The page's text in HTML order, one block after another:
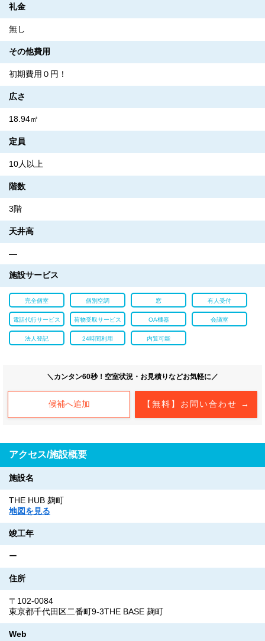
礼金
無し
その他費用
初期費用０円！
広さ
18.94㎡
定員
10人以上
階数
3階
天井高
―
施設サービス
完全個室 個別空調 窓 有人受付
電話代行サービス 荷物受取サービス OA機器 会議室
法人登記 24時間利用 内覧可能
＼カンタン60秒！空室状況・お見積りなどお気軽に／
【無料】お問い合わせ →
候補へ追加
アクセス/施設概要
施設名
THE HUB 麹町
地図を見る
竣工年
ー
住所
〒102-0084
東京都千代田区二番町9-3THE BASE 麹町
Web